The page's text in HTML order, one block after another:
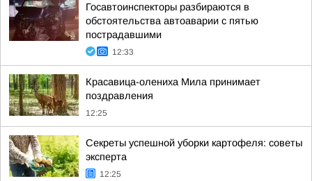
Госавтоинспекторы разбираются в
обстоятельства автоаварии с пятью
пострадавшими
12:33
Красавица-олениха Мила принимает
поздравления
12:25
Секреты успешной уборки картофеля: советы
эксперта
12:25